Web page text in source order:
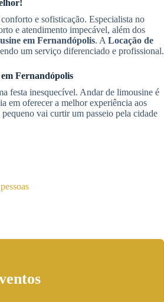
e sofisticação. Especialista no
e atendimento impecável, além dos
em Fernandópolis. A Locação de
um serviço diferenciado e profissional.
em Fernandópolis
festa inesquecível. Andar de limousine é
em oferecer a melhor experiência aos
vai curtir um passeio pela cidade